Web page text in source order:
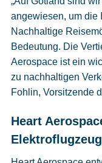
angewiesen, um die
Nachhaltige
Bedeutung. Die
Aerospace ist ein
zu nachhaltigen
Fohlin, Vorsitzende
Heart